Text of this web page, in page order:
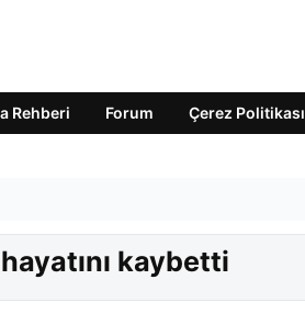
Rehberi Forum Çerez Politikası
kaybetti